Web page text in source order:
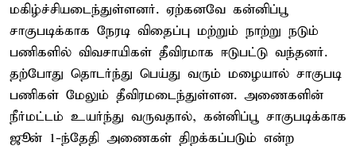
மகிழ்ச்சியடைந்துள்ளனர். ஏற்கனவே கன்னிப்பூ
சாகுபடிக்காக நேரடி விதைப்பு மற்றும் நாற்று நடும்
பணிகளில் விவசாயிகள் தீவிரமாக ஈடுபட்டு வந்தனர்.
தற்போது தொடர்ந்து பெய்து வரும் மழையால் சாகுபடி
பணிகள் மேலும் தீவிரமடைந்துள்ளன. அணைகளின்
நீர்மட்டம் உயர்ந்து வருவதால், கன்னிப்பூ சாகுபடிக்காக
ஜூன் 1-ந்தேதி அணைகள் திறக்கப்படும் என்ற